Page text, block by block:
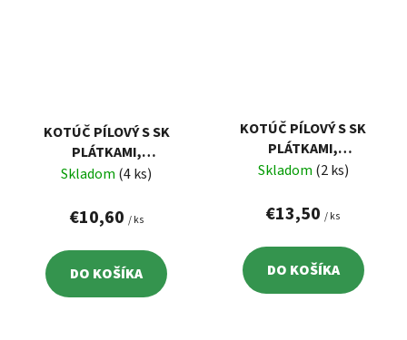
KOTÚČ PÍLOVÝ S SK
PLÁTKAMI,
185X2,2X20MM, 24Z
Skladom (4 ks)
€10,60 / ks
DO KOŠÍKA
KOTÚČ PÍLOVÝ S SK
PLÁTKAMI,
200X2,2X30MM, 24Z
Skladom (2 ks)
€13,50 / ks
DO KOŠÍKA